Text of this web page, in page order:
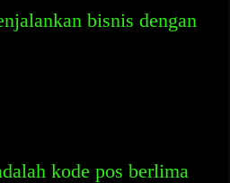
bisnis dengan
kode pos berlima